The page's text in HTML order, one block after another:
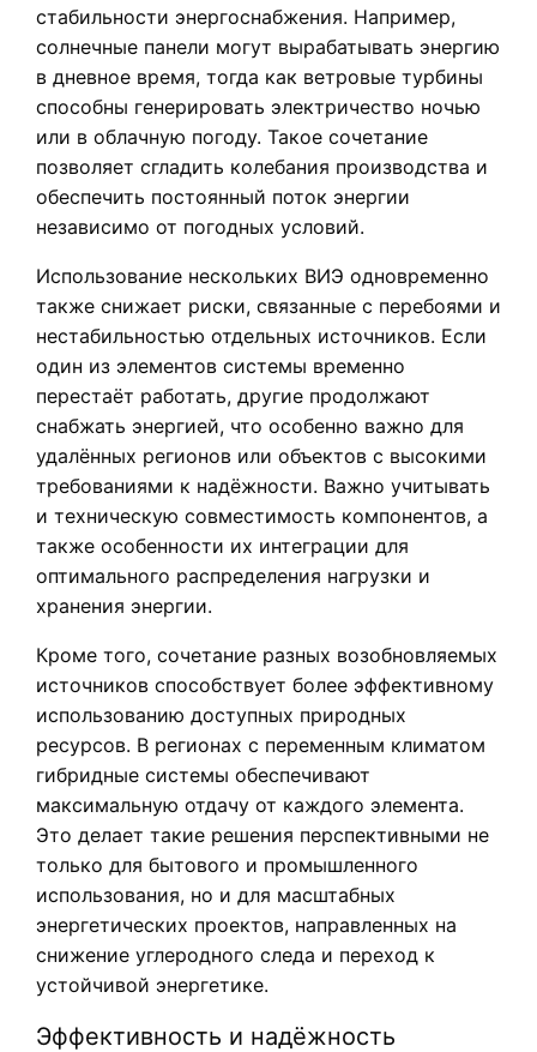
стабильности энергоснабжения. Например,
солнечные панели могут вырабатывать энергию
в дневное время, тогда как ветровые турбины
способны генерировать электричество ночью
или в облачную погоду. Такое сочетание
позволяет сгладить колебания производства и
обеспечить постоянный поток энергии
независимо от погодных условий.
Использование нескольких ВИЭ одновременно
также снижает риски, связанные с перебоями и
нестабильностью отдельных источников. Если
один из элементов системы временно
перестаёт работать, другие продолжают
снабжать энергией, что особенно важно для
удалённых регионов или объектов с высокими
требованиями к надёжности. Важно учитывать
и техническую совместимость компонентов, а
также особенности их интеграции для
оптимального распределения нагрузки и
хранения энергии.
Кроме того, сочетание разных возобновляемых
источников способствует более эффективному
использованию доступных природных
ресурсов. В регионах с переменным климатом
гибридные системы обеспечивают
максимальную отдачу от каждого элемента.
Это делает такие решения перспективными не
только для бытового и промышленного
использования, но и для масштабных
энергетических проектов, направленных на
снижение углеродного следа и переход к
устойчивой энергетике.
Эффективность и надёжность